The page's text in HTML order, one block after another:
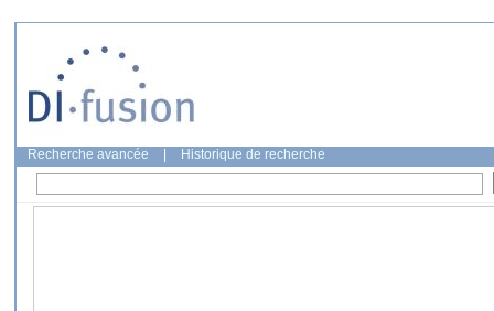
Recherche avancée Historique de recherche